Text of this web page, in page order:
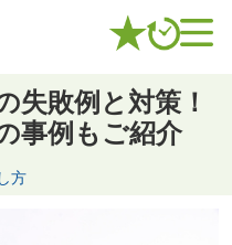
失敗例と対策！
事例もご紹介
方